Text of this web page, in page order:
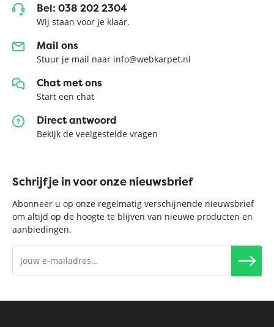
Bel: 038 202 2304
Wij staan voor je klaar.
Mail ons
Stuur je mail naar info@webkarpet.nl
Chat met ons
Start een chat
Direct antwoord
Bekijk de veelgestelde vragen
Schrijf je in voor onze nieuwsbrief
Abonneer u op onze regelmatig verschijnende nieuwsbrief
om altijd op de hoogte te blijven van nieuwe producten en
aanbiedingen.